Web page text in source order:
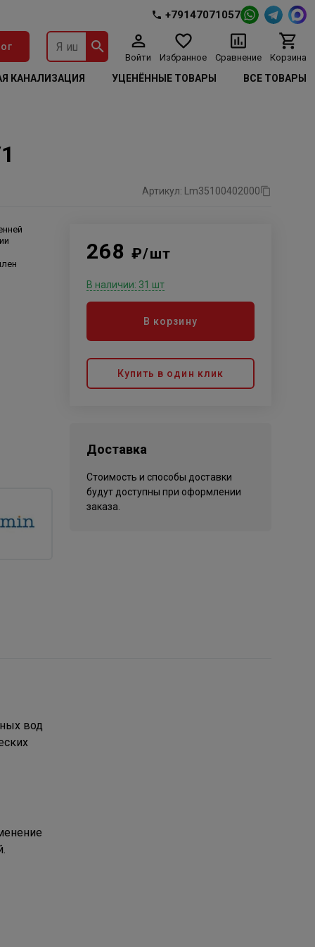
+79147071057
Войти Избранное Сравнение Корзина
КАНАЛИЗАЦИЯ УЦЕНЁННЫЕ ТОВАРЫ ВСЕ ТОВАРЫ
Артикул: Lm35100402000
268 ₽/шт
В наличии: 31 шт
В корзину
Купить в один клик
Доставка
Стоимость и способы доставки
будут доступны при оформлении
заказа.
вод